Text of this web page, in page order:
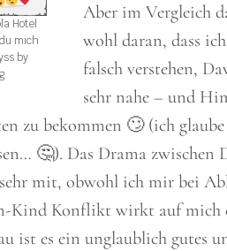
Hotel
mich
by
Aber im Vergleich
wohl daran, dass
falsch verstehen,
sehr nahe – und
zu bekommen 🙄 (ich
🤔). Das Drama
mit, obwohl ich mir bei
Kind Konflikt wirkt auf mich
ist es ein unglaublich gutes